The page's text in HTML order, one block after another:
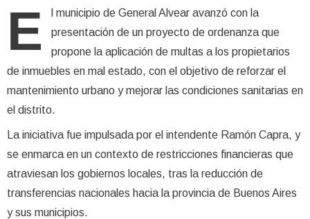
E
l municipio de General Alvear avanzó con la
presentación de un proyecto de ordenanza que
propone la aplicación de multas a los propietarios
de inmuebles en mal estado, con el objetivo de reforzar el
mantenimiento urbano y mejorar las condiciones sanitarias en
el distrito.
La iniciativa fue impulsada por el intendente Ramón Capra, y
se enmarca en un contexto de restricciones financieras que
atraviesan los gobiernos locales, tras la reducción de
transferencias nacionales hacia la provincia de Buenos Aires
y sus municipios.